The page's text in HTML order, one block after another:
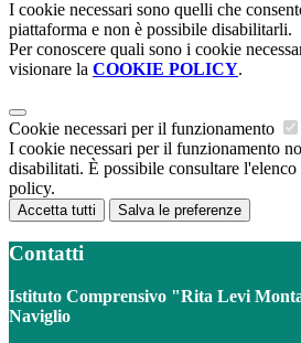
I cookie necessari sono quelli che
piattaforma e non è possibile disabilitarli.
Per conoscere quali sono i cookie
visionare la COOKIE POLICY.
Cookie necessari per il funzionamento
I cookie necessari per il funzionamento
disabilitati. È possibile consultare
policy.
Accetta tutti Salva le preferenze
Contatti
Istituto Comprensivo "Rita Levi
Naviglio